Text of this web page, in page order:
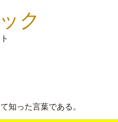
ク
知った言葉である。